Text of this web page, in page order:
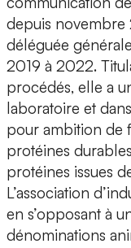
depuis novembre
déléguée
2019 à 2022.
procédés, elle a
laboratoire et
pour ambition de
protéines
protéines issues
L’association
en s’opposant à
dénominations